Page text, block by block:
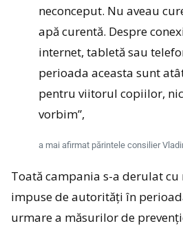
neconceput. Nu aveau
apă curentă. Despre
internet, tabletă sau
perioada aceasta sunt
pentru viitorul copiilor,
vorbim”,
a mai afirmat părintele consilier
Toată campania s-a derulat
impuse de autorități în
urmare a măsurilor de